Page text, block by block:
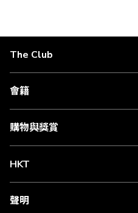
The Club
關於 The Club
合作夥伴
媒體中心
會籍
會籍及專屬禮遇
賺取積分
購物與獎賞
物流與配送
Club Shopping 商品領取站
常見問題
HKT
csl.
1010
聲明